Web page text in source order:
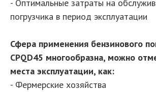
- Оптимальные затраты на
погрузчика в период эксплуатации
Сфера применения бензинового
CPQD45 многообразна, можно
места эксплуатации, как:
- Фермерские хозяйства